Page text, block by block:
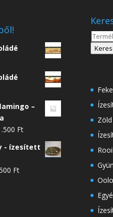
–
FtÁrtartomány:
.950 Ft
- ízesített
FtÁrtartomány: